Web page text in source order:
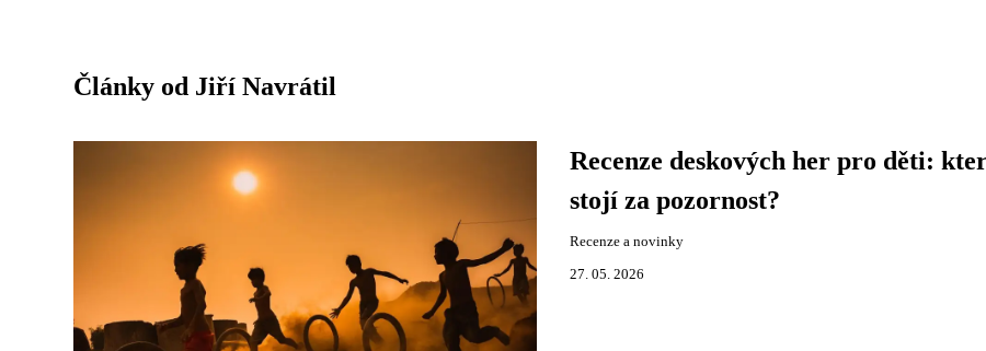
Články od Jiří Navrátil
Recenze deskových her pro děti:
stojí za pozornost?
Recenze a novinky
27. 05. 2026